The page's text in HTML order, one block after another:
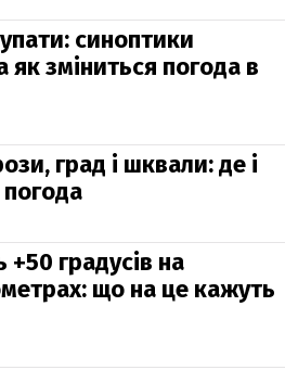
синоптики
як зміниться погода в
град і шквали: де і
+50 градусів на
що на це кажуть